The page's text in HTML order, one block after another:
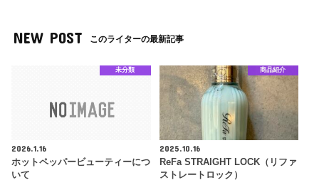
NEW POST このライターの最新記事
未分類
2026.1.16
ホットペッパービューティーにつ
いて
商品紹介
2025.10.16
ReFa STRAIGHT LOCK（リファ
ストレートロック）